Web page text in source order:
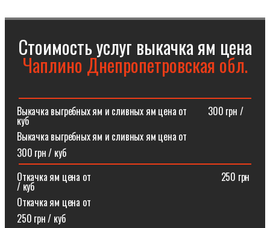
Стоимость услуг выкачка ям цена
Чаплино Днепропетровская обл.
Выкачка выгребных ям и сливных ям цена от⠀⠀⠀300 грн /
куб
Выкачка выгребных ям и сливных ям цена от
300 грн / куб
Откачка ям цена от ⠀⠀⠀⠀⠀⠀⠀⠀⠀⠀⠀⠀⠀⠀⠀⠀⠀⠀250 грн
/ куб
Откачка ям цена от
250 грн / куб